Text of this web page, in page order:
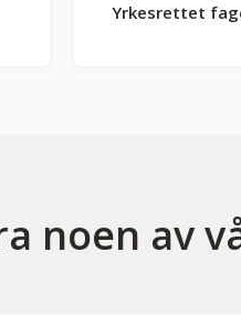
Yrkesrettet
noen av